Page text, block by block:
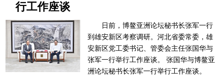
行工作座谈
日前，博鳌亚洲论坛秘书长张军一行
到雄安新区考察调研。河北省委常委，雄
安新区党工委书记、管委会主任张国华与
张军一行举行工作座谈。 张国华与博鳌亚
洲论坛秘书长张军一行举行工作座谈。